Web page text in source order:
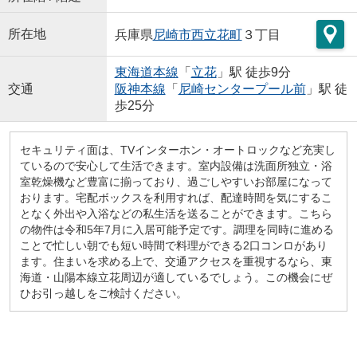
所在地 兵庫県尼崎市西立花町３丁目
交通
東海道本線 「 立花」駅 徒歩9分
阪神本線 「 尼崎センタープール前」駅 徒
歩25分
セキュリティ面は、TVインターホン・オートロックなど充実し
ているので安心して生活できます。室内設備は洗面所独立・浴
室乾燥機など豊富に揃っており、過ごしやすいお部屋になって
おります。宅配ボックスを利用すれば、配達時間を気にするこ
となく外出や入浴などの私生活を送ることができます。こちら
の物件は令和5年7月に入居可能予定です。調理を同時に進める
ことで忙しい朝でも短い時間で料理ができる2口コンロがあり
ます。住まいを求める上で、交通アクセスを重視するなら、東
海道・山陽本線立花周辺が適しているでしょう。この機会にぜ
ひお引っ越しをご検討ください。